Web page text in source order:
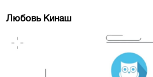
Любовь Кинаш